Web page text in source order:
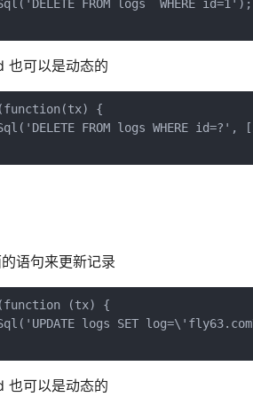
FROM logs  WHERE id=1');
也可以是动态的
{
FROM logs WHERE id=?',
语句来更新记录
(tx) {
logs SET
也可以是动态的